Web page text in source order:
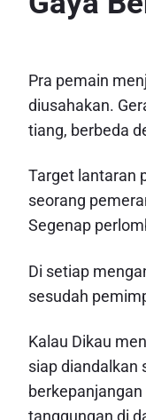
Pra pemain
diusahakan.
tiang, berbeda
Target lantaran
seorang
Segenap
Di setiap
sesudah
Kalau Dikau
siap diandalkan
tanggungan di